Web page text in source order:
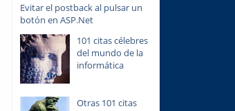
Evitar el postback al pulsar un
botón en ASP.Net
101 citas célebres
del mundo de la
informática
Otras 101 citas